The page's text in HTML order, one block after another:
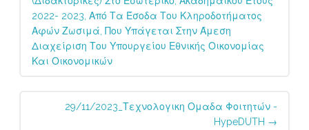
2022- 2023, Από Τα Έσοδα Του Κληροδοτήματος
Αφών Ζωσιμά, Που Υπάγεται Στην Άμεση
Διαχείριση Του Υπουργείου Εθνικής Οικονομίας
Και Οικονομικών
29/11/2023_Τεχνολογικη Ομαδα Φοιτητών -
HypeDUTH →